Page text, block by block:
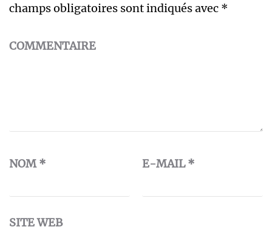
champs obligatoires sont indiqués avec *
COMMENTAIRE
NOM* E-MAIL*
SITE WEB